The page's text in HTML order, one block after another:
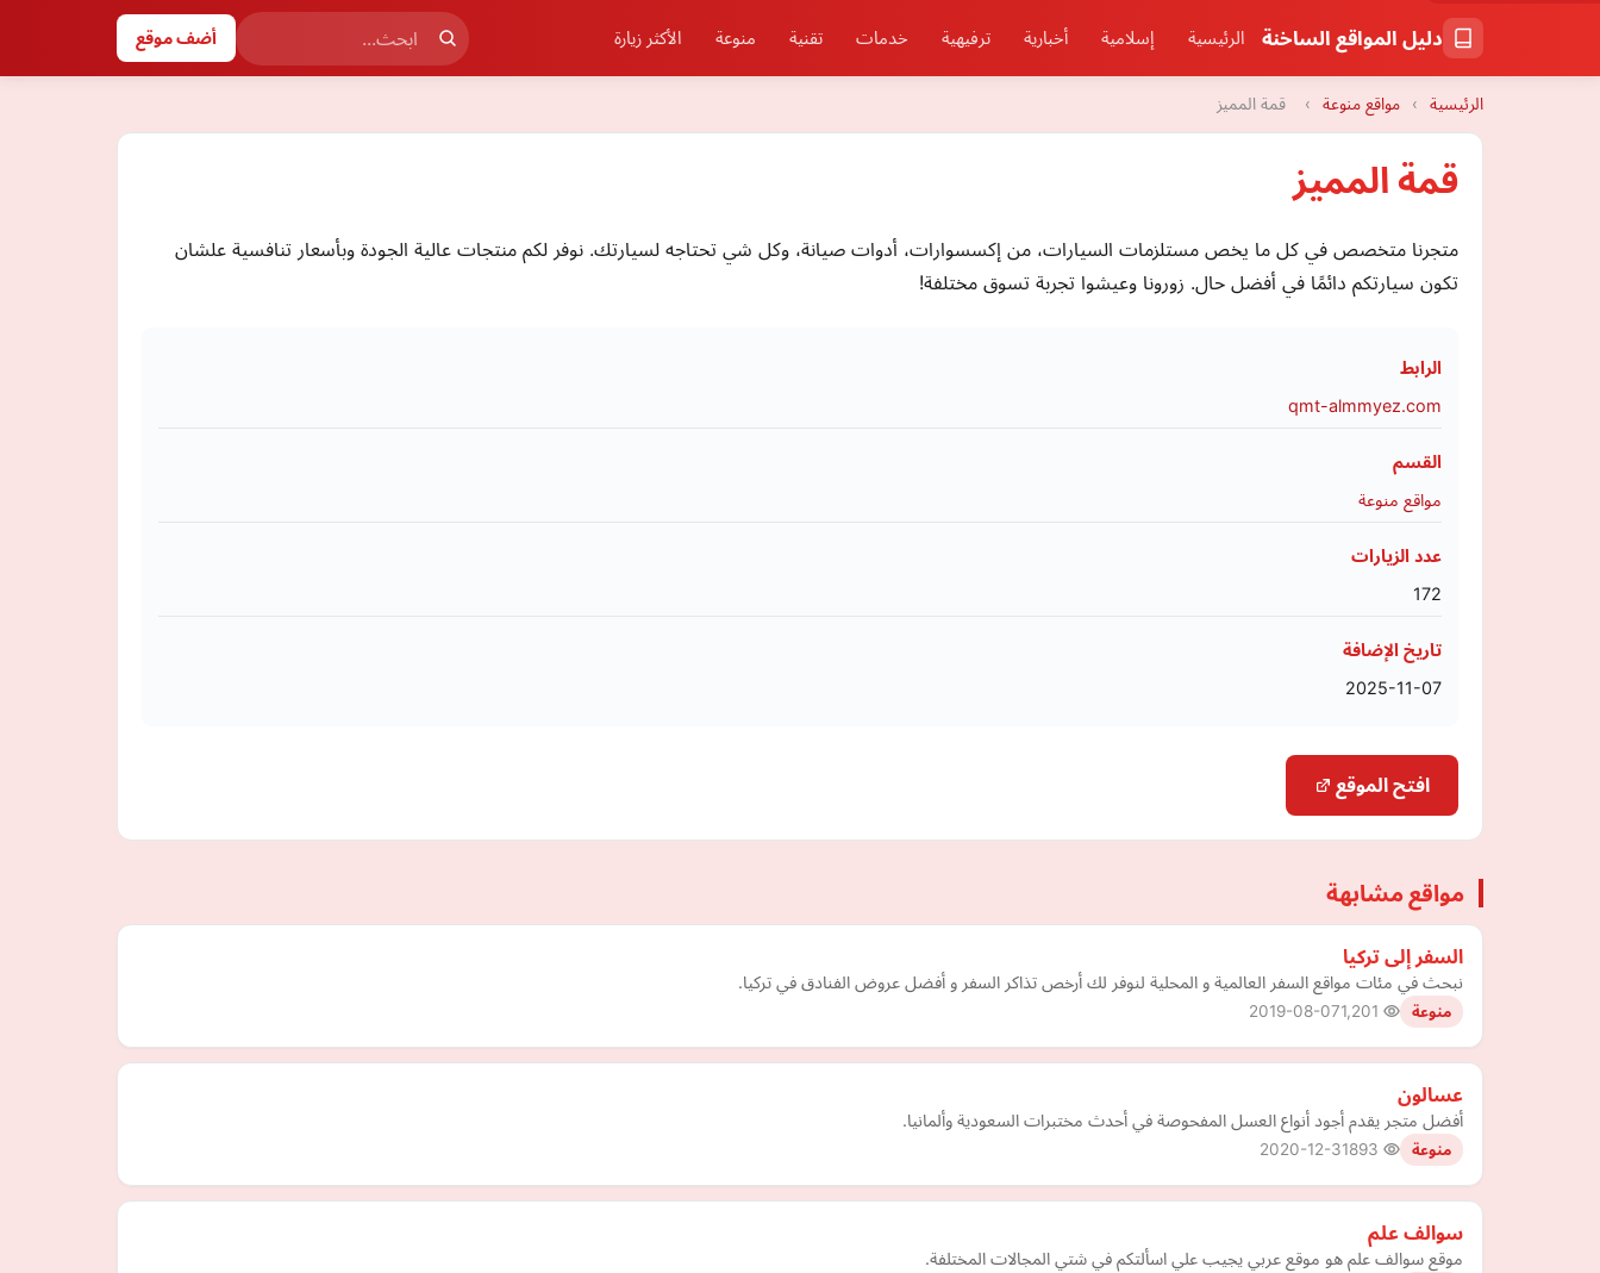
دليل المواقع الساخنة الرئيسية إسلامية أخبارية ترفيهية خدمات تقنية منوعة الأكثر زيارة أضف موقع
الرئيسية › مواقع منوعة › قمة المميز
قمة المميز
متجرنا متخصص في كل ما يخص مستلزمات السيارات، من إكسسوارات، أدوات صيانة، وكل شي تحتاجه لسيارتك. نوفر لكم منتجات عالية الجودة وبأسعار تنافسية علشان
تكون سيارتكم دائمًا في أفضل حال. زورونا وعيشوا تجربة تسوق مختلفة!
الرابط
qmt-almmyez.com
القسم
مواقع منوعة
عدد الزيارات
172
تاريخ الإضافة
2025-11-07
افتح الموقع
مواقع مشابهة
السفر إلى تركيا
نبحث في مئات مواقع السفر العالمية و المحلية لنوفر لك أرخص تذاكر السفر و أفضل عروض الفنادق في تركيا.
منوعة 2019-08-07
عسالون
أفضل متجر يقدم أجود أنواع العسل المفحوصة في أحدث مختبرات السعودية وألمانيا.
منوعة 2020-12-31
سوالف علم
موقع سوالف علم هو موقع عربي يجيب علي اسألتكم في شتي المجالات المختلفة.